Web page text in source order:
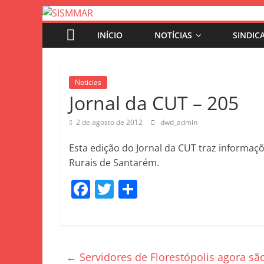
INÍCIO NOTÍCIAS
Notícias
Jornal da CUT – 205
2 de agosto de 2012 dwd_admin
Esta edição do Jornal da CUT traz
Rurais de Santarém.
F T
← Servidores de Florestópolis agora